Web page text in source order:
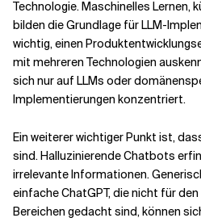
Technologie. Maschinelles Lernen,
bilden die Grundlage für LLM-
wichtig, einen
mit mehreren Technologien
sich nur auf LLMs oder
Implementierungen konzentriert.
Ein weiterer wichtiger Punkt ist,
sind. Halluzinierende Chatbots
irrelevante Informationen.
einfache ChatGPT, die nicht für
Bereichen gedacht sind, können